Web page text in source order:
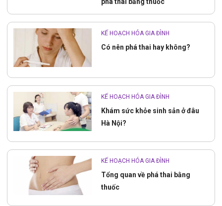
KẾ HOẠCH HÓA GIA ĐÌNH
Có nên phá thai hay không?
KẾ HOẠCH HÓA GIA ĐÌNH
Khám sức khỏe sinh sản ở đâu
Hà Nội?
KẾ HOẠCH HÓA GIA ĐÌNH
Tổng quan về phá thai bằng
thuốc